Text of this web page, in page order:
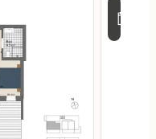
mer
objekt